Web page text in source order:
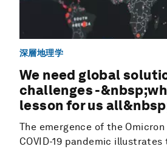
深層地理学
We need global
challenges -
lesson for us
The emergence of the
COVID-19 pandemic